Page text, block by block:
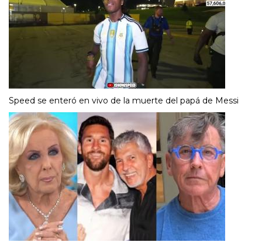
Speed se enteró en vivo de la muerte del papá de Messi